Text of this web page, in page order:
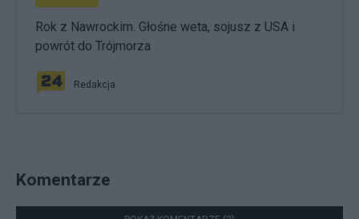
Rok z Nawrockim. Głośne weta, sojusz z USA i
powrót do Trójmorza
Redakcja
Komentarze